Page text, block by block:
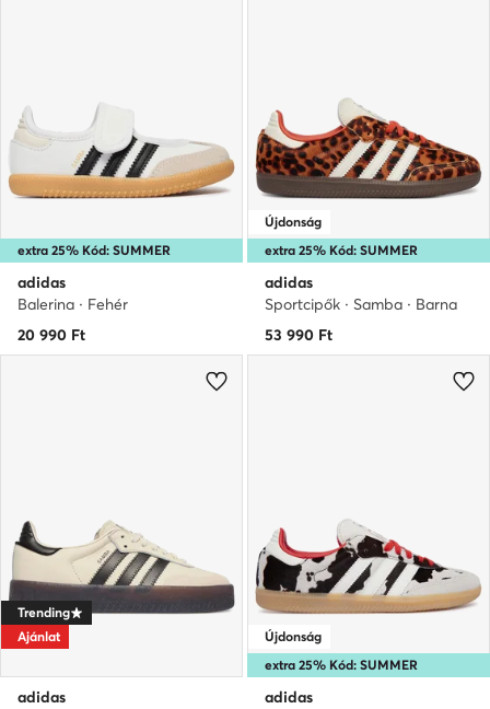
extra 25% Kód: SUMMER
adidas
Balerina · Fehér
20 990 Ft
extra 25% Kód: SUMMER
Újdonság
adidas
Sportcipők · Samba · Barna
53 990 Ft
Trending
Ajánlat
adidas
extra 25% Kód: SUMMER
Újdonság
adidas